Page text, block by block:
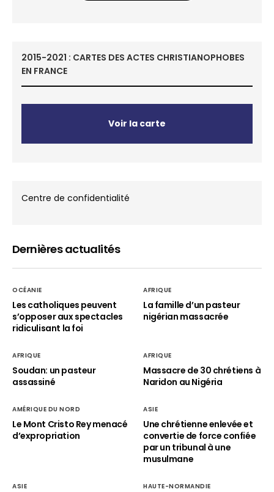
2015-2021 : CARTES DES ACTES CHRISTIANOPHOBES
EN FRANCE
Voir la carte
Centre de confidentialité
Dernières actualités
OCÉANIE
Les catholiques peuvent
s’opposer aux spectacles
ridiculisant la foi
AFRIQUE
La famille d’un pasteur
nigérian massacrée
AFRIQUE
Soudan: un pasteur
assassiné
AFRIQUE
Massacre de 30 chrétiens à
Naridon au Nigéria
AMÉRIQUE DU NORD
Le Mont Cristo Rey menacé
d’expropriation
ASIE
Une chrétienne enlevée et
convertie de force confiée
par un tribunal à une
musulmane
ASIE HAUTE-NORMANDIE